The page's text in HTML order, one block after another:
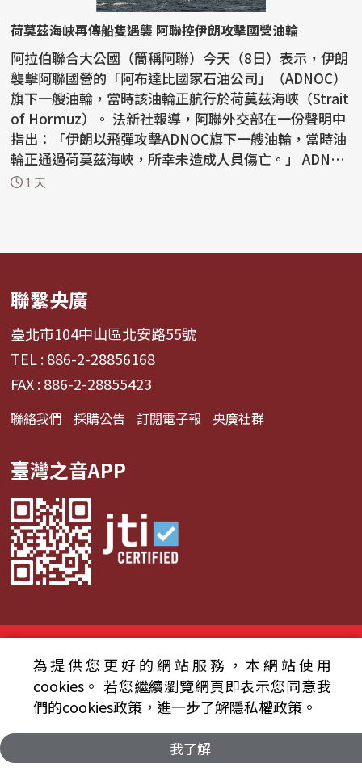
荷莫茲海峽再傳船隻遇襲 阿聯控伊朗攻擊國營油輪
阿拉伯聯合大公國（簡稱阿聯）今天（8日）表示，伊朗
襲擊阿聯國營的「阿布達比國家石油公司」（ADNOC）
旗下一艘油輪，當時該油輪正航行於荷莫茲海峽（Strait
of Hormuz）。 法新社報導，阿聯外交部在一份聲明中
指出：「伊朗以飛彈攻擊ADNOC旗下一艘油輪，當時油
輪正通過荷莫茲海峽，所幸未造成人員傷亡。」 ADNOC
昨...1 天
聯繫央廣
臺北市104中山區北安路55號
TEL : 886-2-28856168
FAX : 886-2-28855423
聯絡我們 採購公告 訂閱電子報 央廣社群
臺灣之音APP
資通安全政策聲明
服務條款 隱私權條款
為提供您更好的網站服務，本網站使用
cookies。 若您繼續瀏覽網頁即表示您同意我
們的cookies政策，進一步了解隱私權政策。
我了解